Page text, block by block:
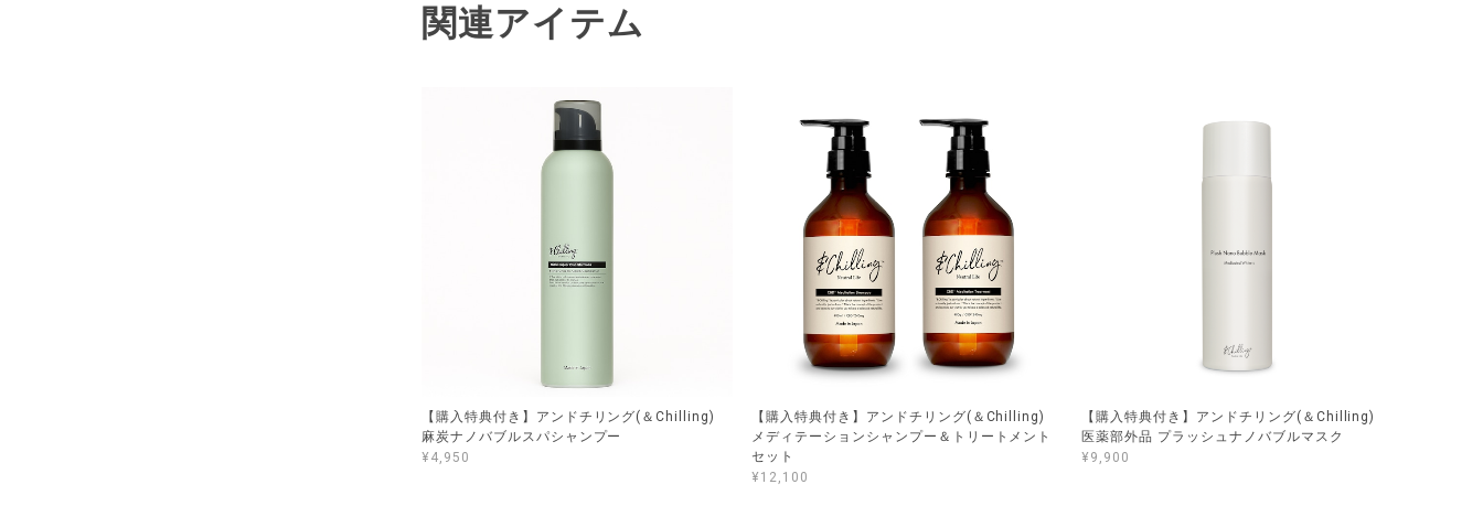
関連アイテム
【購入特典付き】アンドチリング(＆Chilling)
麻炭ナノバブルスパシャンプー
¥4,950
【購入特典付き】アンドチリング(＆Chilling)
メディテーションシャンプー＆トリートメント
セット
¥12,100
【購入特典付き】アンドチリング(＆Chilling)
医薬部外品 プラッシュナノバブルマスク
¥9,900